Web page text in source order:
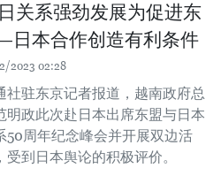
关系强劲发展为促进东
日本合作创造有利条件
2023 02:28
社驻东京记者报道，越南政府总
明政此次赴日本出席东盟与日本
50周年纪念峰会并开展双边活
受到日本舆论的积极评价。